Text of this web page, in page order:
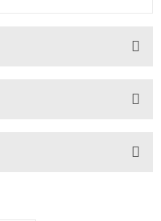
öneri formunu